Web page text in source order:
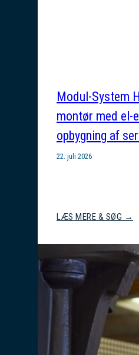
Modul-System
montør med el-
opbygning af
22. juli 2026
LÆS MERE & SØG →
HH